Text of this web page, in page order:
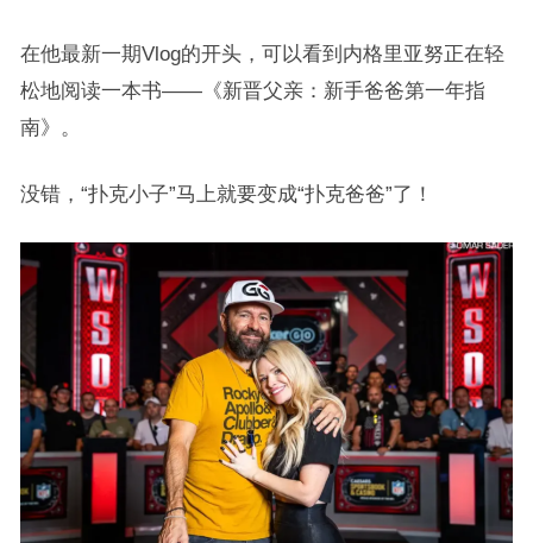
在他最新一期Vlog的开头，可以看到内格里亚努正在轻
松地阅读一本书——《新晋父亲：新手爸爸第一年指
南》。
没错，“扑克小子”马上就要变成“扑克爸爸”了！